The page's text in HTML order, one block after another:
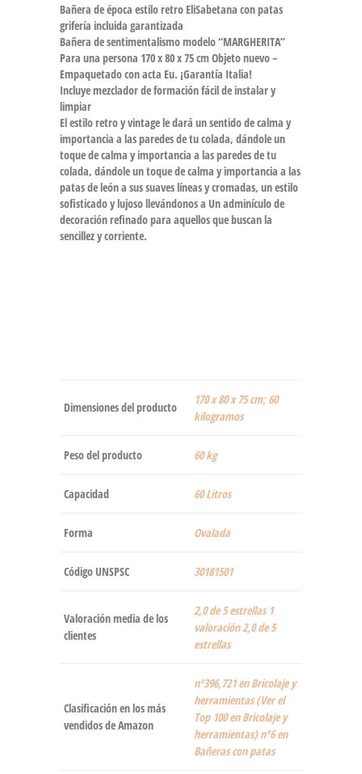
Bañera de época estilo retro EliSabetana con patas
grifería incluida garantizada
Bañera de sentimentalismo modelo “MARGHERITA”
Para una persona 170 x 80 x 75 cm Objeto nuevo –
Empaquetado con acta Eu. ¡Garantía Italia!
Incluye mezclador de formación fácil de instalar y
limpiar
El estilo retro y vintage le dará un sentido de calma y
importancia a las paredes de tu colada, dándole un
toque de calma y importancia a las paredes de tu
colada, dándole un toque de calma y importancia a las
patas de león a sus suaves líneas y cromadas, un estilo
sofisticado y lujoso llevándonos a Un adminículo de
decoración refinado para aquellos que buscan la
sencillez y corriente.
Dimensiones del producto
‎170 x 80 x 75 cm; 60
kilogramos
Peso del producto ‎60 kg
Capacidad ‎60 Litros
Forma ‎Ovalada
Código UNSPSC 30181501
Valoración media de los
clientes
2,0 de 5 estrellas 1
valoración 2,0 de 5
estrellas
Clasificación en los más
vendidos de Amazon
nº396,721 en Bricolaje y
herramientas (Ver el
Top 100 en Bricolaje y
herramientas) nº6 en
Bañeras con patas